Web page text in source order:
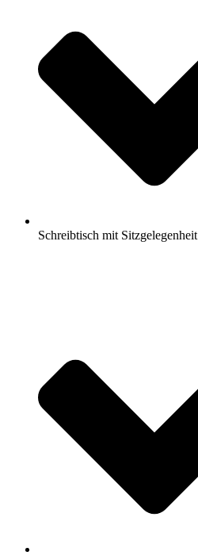
Schreibtisch mit Sitzgelegenheit